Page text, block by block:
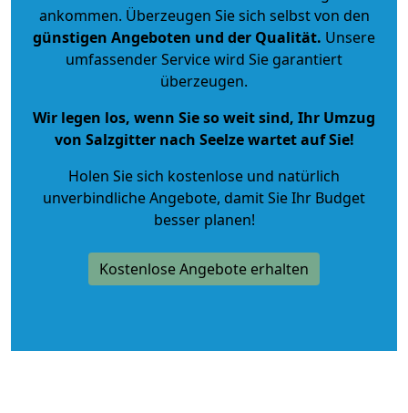
ankommen. Überzeugen Sie sich selbst von den
günstigen Angeboten und der Qualität. Unsere
umfassender Service wird Sie garantiert
überzeugen.
Wir legen los, wenn Sie so weit sind, Ihr Umzug
von Salzgitter nach Seelze wartet auf Sie!
Holen Sie sich kostenlose und natürlich
unverbindliche Angebote, damit Sie Ihr Budget
besser planen!
Kostenlose Angebote erhalten